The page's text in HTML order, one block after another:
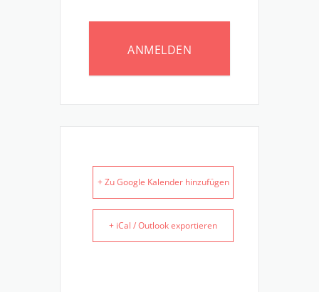
ANMELDEN
+ Zu Google Kalender hinzufügen
+ iCal / Outlook exportieren